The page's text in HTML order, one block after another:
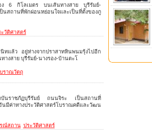
อง 6 กิโลเมตร บนเส้นทางสาย บุรีรัมย์-
นสถานที่พักผ่อนหย่อนใจและเป็นที่ตั้งของภู
ะวัติศาสตร์
ทแล้ว อยู่ห่างจากปราสาทหินพนมรุ้งไปอีก
างสาย บุรีรัมย์-นางรอง-บ้านตะโ
ราณวัตถุ
าบันราชภัฏบุรีรัมย์ ถนนจิระ เป็นสถานที่
มีค่าทางประวัติศาสตร์โบราณคดีและวัฒน
ณ์สถาน ประวัติศาสตร์